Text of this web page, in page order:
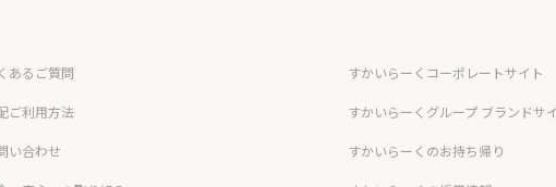
あるご質問
ご利用方法
い合わせ
すかいらーくコーポレートサイト
すかいらーくグループ ブランドサ
すかいらーくのお持ち帰り